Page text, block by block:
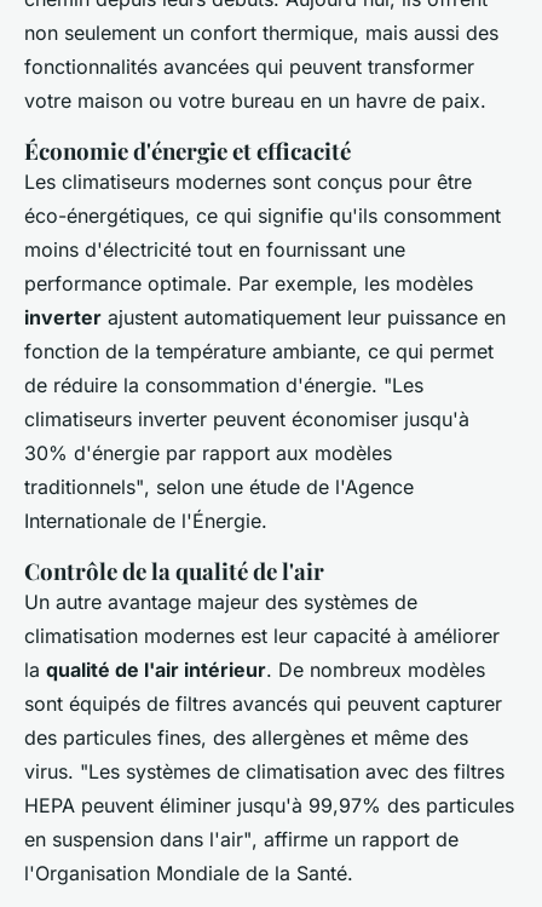
non seulement un confort thermique, mais aussi des
fonctionnalités avancées qui peuvent transformer
votre maison ou votre bureau en un havre de paix.
Économie d'énergie et efficacité
Les climatiseurs modernes sont conçus pour être
éco-énergétiques, ce qui signifie qu'ils consomment
moins d'électricité tout en fournissant une
performance optimale. Par exemple, les modèles
inverter ajustent automatiquement leur puissance en
fonction de la température ambiante, ce qui permet
de réduire la consommation d'énergie. "Les
climatiseurs inverter peuvent économiser jusqu'à
30% d'énergie par rapport aux modèles
traditionnels", selon une étude de l'Agence
Internationale de l'Énergie.
Contrôle de la qualité de l'air
Un autre avantage majeur des systèmes de
climatisation modernes est leur capacité à améliorer
la qualité de l'air intérieur. De nombreux modèles
sont équipés de filtres avancés qui peuvent capturer
des particules fines, des allergènes et même des
virus. "Les systèmes de climatisation avec des filtres
HEPA peuvent éliminer jusqu'à 99,97% des particules
en suspension dans l'air", affirme un rapport de
l'Organisation Mondiale de la Santé.